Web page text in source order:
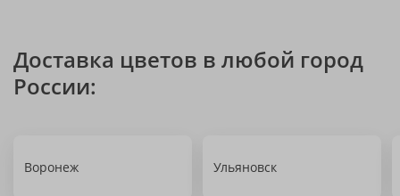
Доставка цветов в любой город
России:
Воронеж Ульяновск